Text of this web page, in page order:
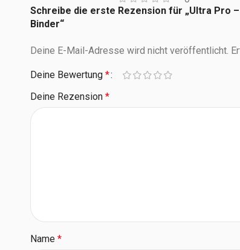
Schreibe die erste Rezension für „Ultra Pro
Binder“
Deine E-Mail-Adresse wird nicht veröffentlicht.
Deine Bewertung *
Deine Rezension *
Name *